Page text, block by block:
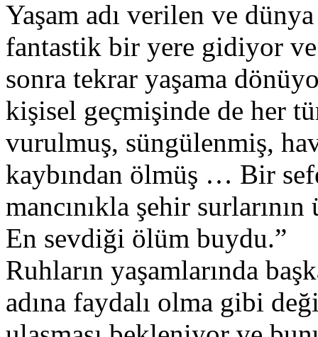
Yaşam adı verilen ve
fantastik bir yere gidiyor
sonra tekrar yaşama
kişisel geçmişinde de her
vurulmuş, süngülenmiş,
kaybından ölmüş … Bir
mancınıkla şehir
En sevdiği ölüm buydu.”
Ruhların yaşamlarında
adına faydalı olma gibi